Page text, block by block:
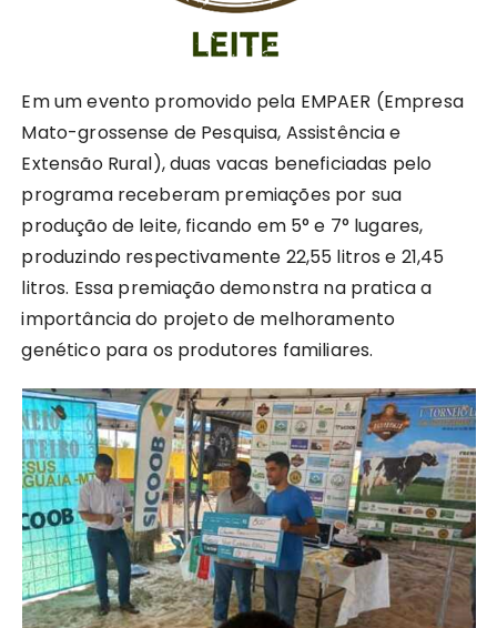
Em um evento promovido pela EMPAER (Empresa
Mato-grossense de Pesquisa, Assistência e
Extensão Rural), duas vacas beneficiadas pelo
programa receberam premiações por sua
produção de leite, ficando em 5° e 7° lugares,
produzindo respectivamente 22,55 litros e 21,45
litros. Essa premiação demonstra na pratica a
importância do projeto de melhoramento
genético para os produtores familiares.